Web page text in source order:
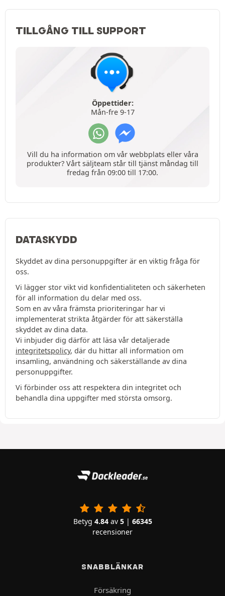
TILLGÅNG TILL SUPPORT
Öppettider:
Mån-fre 9-17
Vill du ha information om vår webbplats eller våra
produkter? Vårt säljteam står till tjänst måndag till
fredag från 09:00 till 17:00.
DATASKYDD
Skyddet av dina personuppgifter är en viktig fråga för
oss.
Vi lägger stor vikt vid konfidentialiteten och säkerheten
för all information du delar med oss.
Som en av våra främsta prioriteringar har vi
implementerat strikta åtgärder för att säkerställa
skyddet av dina data.
Vi inbjuder dig därför att läsa vår detaljerade
integritetspolicy, där du hittar all information om
insamling, användning och säkerställande av dina
personuppgifter.
Vi förbinder oss att respektera din integritet och
behandla dina uppgifter med största omsorg.
Betyg 4.84av 5| 66345
recensioner
SNABBLÄNKAR
Försäkring